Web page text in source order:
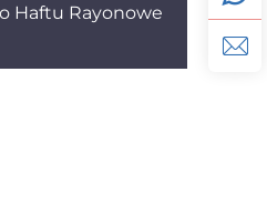
Haftu Rayonowe